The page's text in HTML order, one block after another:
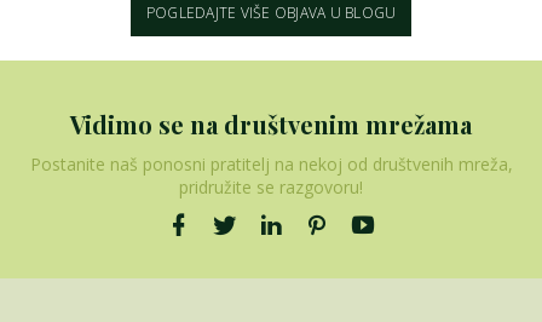
POGLEDAJTE VIŠE OBJAVA U BLOGU
Vidimo se na društvenim mrežama
Postanite naš ponosni pratitelj na nekoj od društvenih mreža,
pridružite se razgovoru!